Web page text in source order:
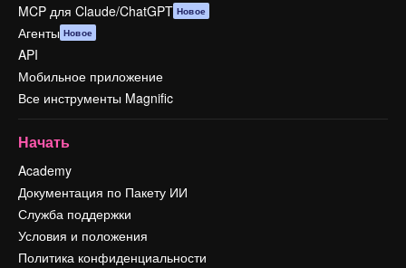
MCP для Claude/ChatGPT Новое
Агенты Новое
API
Мобильное приложение
Все инструменты Magnific
Начать
Academy
Документация по Пакету ИИ
Служба поддержки
Условия и положения
Политика конфиденциальности